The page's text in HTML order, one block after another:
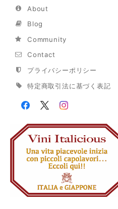
About
Blog
Community
Contact
プライバシーポリシー
特定商取引法に基づく表記